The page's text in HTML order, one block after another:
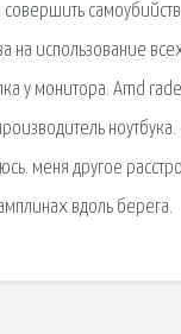
совершить
на использование
у монитора. Amd
меня другое
вдоль берега.